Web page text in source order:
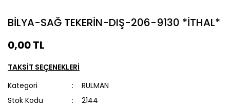
BİLYA-SAĞ TEKERİN-DIŞ-206-9130 *İTHAL*
0,00 TL
TAKSİT SEÇENEKLERİ
Kategori
RULMAN
Stok Kodu
2144